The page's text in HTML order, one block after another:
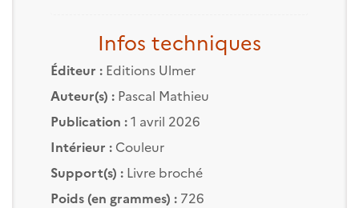
Infos techniques
Éditeur : Editions Ulmer
Auteur(s) : Pascal Mathieu
Publication :1 avril 2026
Intérieur :Couleur
Support(s) :Livre broché
Poids (en grammes) :726